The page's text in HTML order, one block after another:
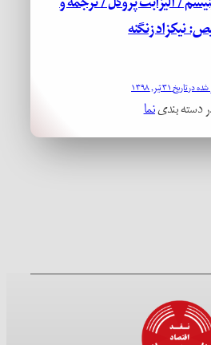
نیکزاد زنگنه
تاریخ ۳۱ تیر, ۱۳۹۸
دسته بندینما